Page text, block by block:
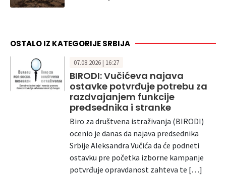
OSTALO IZ KATEGORIJE SRBIJA
07.08.2026 | 16:27
BIRODI: Vučićeva najava
ostavke potvrđuje potrebu za
razdvajanjem funkcije
predsednika i stranke
Biro za društvena istraživanja (BIRODI)
ocenio je danas da najava predsednika
Srbije Aleksandra Vučića da će podneti
ostavku pre početka izborne kampanje
potvrđuje opravdanost zahteva te […]